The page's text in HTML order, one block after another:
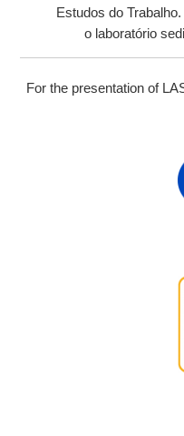
Estudos do
o laboratório
For the presentation of